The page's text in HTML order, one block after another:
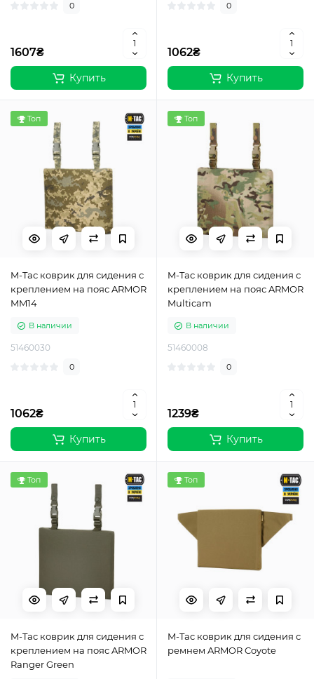
0
1607₴
Купить
0
1062₴
Купить
Топ
M-Tac коврик для сидения с
креплением на пояс ARMOR
MM14
В наличии
51460030
0
1062₴
Купить
Топ
M-Tac коврик для сидения с
креплением на пояс ARMOR
Multicam
В наличии
51460008
0
1239₴
Купить
Топ
M-Tac коврик для сидения с
креплением на пояс ARMOR
Ranger Green
Топ
M-Tac коврик для сидения с
ремнем ARMOR Coyote